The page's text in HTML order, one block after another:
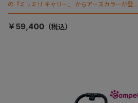
の『ミリミリ キャリー』 からアースカラーが登
場！
￥59,400